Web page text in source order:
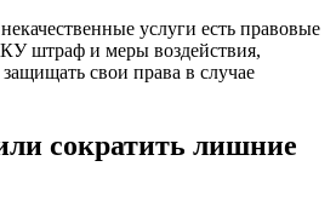
услуги есть правовые
штраф и меры воздействия,
свои права в случае
сократить лишние